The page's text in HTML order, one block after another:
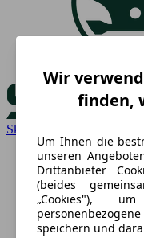
Skoda
Wir
finden,
Um Ihnen die
unseren
Drittanbieter
(beides
„Cookies"),
speichern und